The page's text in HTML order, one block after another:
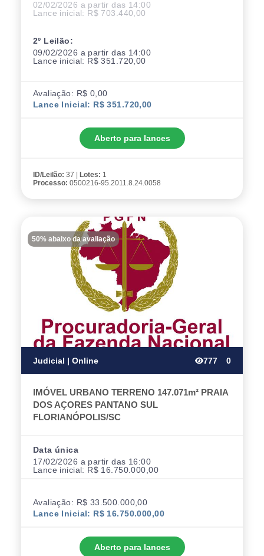
02/02/2026 a partir das 14:00
Lance inicial: R$ 703.440,00
2º Leilão:
09/02/2026 a partir das 14:00
Lance inicial: R$ 351.720,00
Avaliação: R$ 0,00
Lance Inicial: R$ 351.720,00
Aberto para lances
ID/Leilão: 37 | Lotes: 1
Processo: 0500216-95.2011.8.24.0058
50% abaixo da avaliação
Judicial | Online 777 0
IMÓVEL URBANO TERRENO 147.071m² PRAIA
DOS AÇORES PANTANO SUL
FLORIANÓPOLIS/SC
Data única
17/02/2026 a partir das 16:00
Lance inicial: R$ 16.750.000,00
Avaliação: R$ 33.500.000,00
Lance Inicial: R$ 16.750.000,00
Aberto para lances